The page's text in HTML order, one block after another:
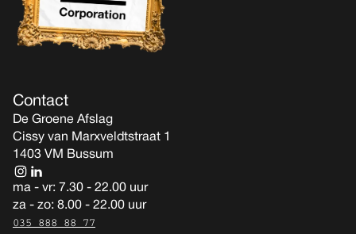
Contact
De Groene Afslag
Cissy van Marxveldtstraat 1
1403 VM Bussum
ma - vr: 7.30 - 22.00 uur
za - zo: 8.00 - 22.00 uur
035 888 88 77